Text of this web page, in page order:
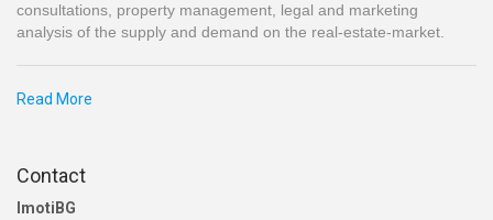
consultations, property management, legal and marketing
analysis of the supply and demand on the real-estate-market.
Read More
Contact
ImotiBG